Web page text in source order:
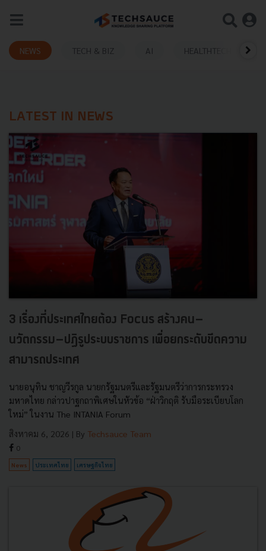
NEWS TECH & BIZ AI HEALTHTECH
LATEST IN NEWS
3 เรื่องที่ประเทศไทยต้อง Focus สร้างคน–
นวัตกรรม–ปฏิรูประบบราชการ เพื่อยกระดับขีดความ
สามารถประเทศ
นายอนุทิน ชาญวีรกูล นายกรัฐมนตรีและรัฐมนตรีว่าการกระทรวง
มหาดไทย กล่าวปาฐกถาพิเศษในหัวข้อ “ฝ่าวิกฤติ รับมือระเบียบโลก
ใหม่” ในงาน The INTANIA Forum
สิงหาคม 6, 2026 | By Techsauce Team
0
News ประเทศไทย เศรษฐกิจไทย